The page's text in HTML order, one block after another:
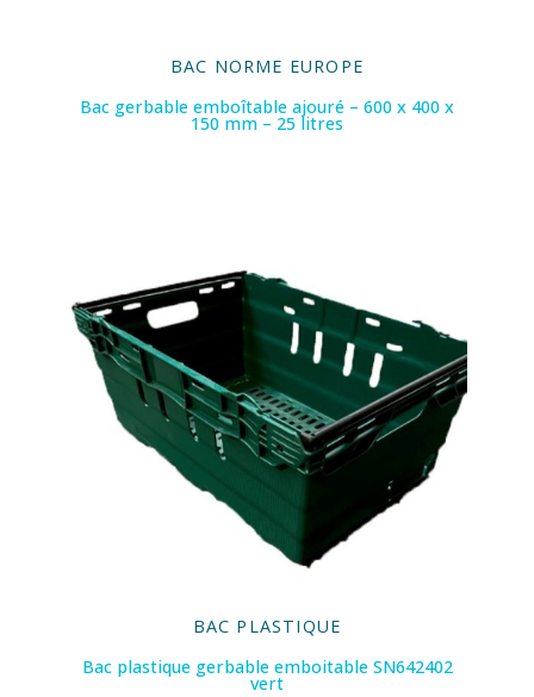
BAC NORME EUROPE
Bac gerbable emboîtable ajouré – 600 x 400 x
150 mm – 25 litres
BAC PLASTIQUE
Bac plastique gerbable emboitable SN642402
vert